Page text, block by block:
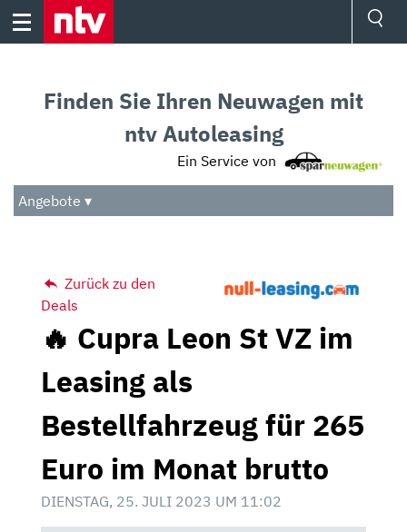
Skip
Audio
Das Beste
Finden Sie Ihren Neuwagen mit
ntv Autoleasing
Ein Service von
Angebote ▾
Zurück zu den
Deals
🔥 Cupra Leon St VZ im
Leasing als
Bestellfahrzeug für 265
Euro im Monat brutto
DIENSTAG, 25. JULI 2023 UM 11:02